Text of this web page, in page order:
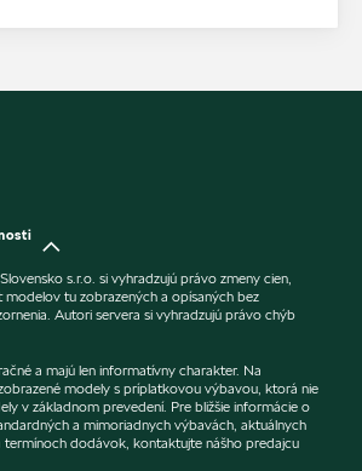
s.r.o. si vyhradzujú právo zmeny cien,
tu zobrazených a opísaných bez
Autori servera si vyhradzujú právo chýb
a majú len informatívny charakter. Na
modely s príplatkovou výbavou, ktorá nie
v základnom prevedení. Pre bližšie informácie o
a mimoriadnych výbavách, aktuálnych
termínoch dodávok, kontaktujte nášho predajcu